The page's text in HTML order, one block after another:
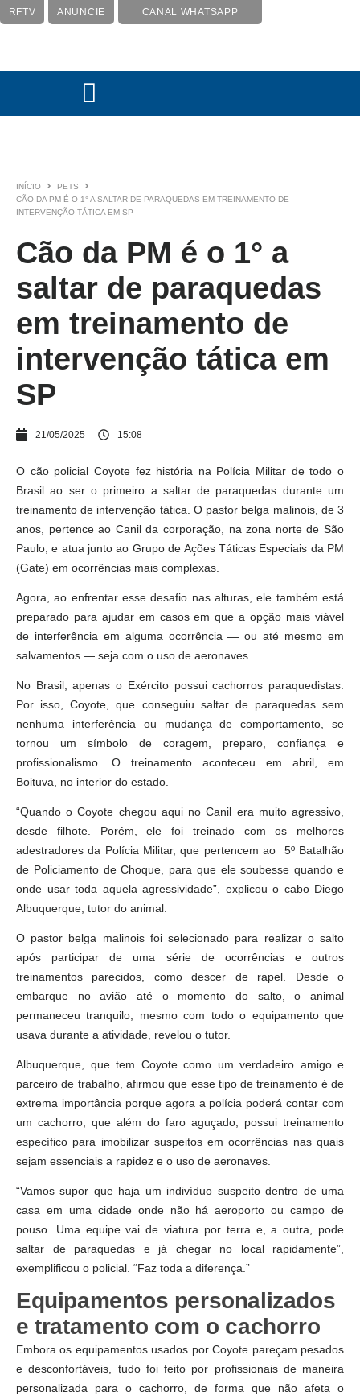
RFTV ANUNCIE CANAL WHATSAPP
INÍCIO
PETS
CÃO DA PM É O 1° A SALTAR DE PARAQUEDAS EM TREINAMENTO DE
INTERVENÇÃO TÁTICA EM SP
Cão da PM é o 1° a
saltar de paraquedas
em treinamento de
intervenção tática em
SP
21/05/2025 15:08
O cão policial Coyote fez história na Polícia Militar de todo o
Brasil ao ser o primeiro a saltar de paraquedas durante um
treinamento de intervenção tática. O pastor belga malinois, de 3
anos, pertence ao Canil da corporação, na zona norte de São
Paulo, e atua junto ao Grupo de Ações Táticas Especiais da PM
(Gate) em ocorrências mais complexas.
Agora, ao enfrentar esse desafio nas alturas, ele também está
preparado para ajudar em casos em que a opção mais viável
de interferência em alguma ocorrência — ou até mesmo em
salvamentos — seja com o uso de aeronaves.
No Brasil, apenas o Exército possui cachorros paraquedistas.
Por isso, Coyote, que conseguiu saltar de paraquedas sem
nenhuma interferência ou mudança de comportamento, se
tornou um símbolo de coragem, preparo, confiança e
profissionalismo. O treinamento aconteceu em abril, em
Boituva, no interior do estado.
“Quando o Coyote chegou aqui no Canil era muito agressivo,
desde filhote. Porém, ele foi treinado com os melhores
adestradores da Polícia Militar, que pertencem ao 5º Batalhão
de Policiamento de Choque, para que ele soubesse quando e
onde usar toda aquela agressividade”, explicou o cabo Diego
Albuquerque, tutor do animal.
O pastor belga malinois foi selecionado para realizar o salto
após participar de uma série de ocorrências e outros
treinamentos parecidos, como descer de rapel. Desde o
embarque no avião até o momento do salto, o animal
permaneceu tranquilo, mesmo com todo o equipamento que
usava durante a atividade, revelou o tutor.
Albuquerque, que tem Coyote como um verdadeiro amigo e
parceiro de trabalho, afirmou que esse tipo de treinamento é de
extrema importância porque agora a polícia poderá contar com
um cachorro, que além do faro aguçado, possui treinamento
específico para imobilizar suspeitos em ocorrências nas quais
sejam essenciais a rapidez e o uso de aeronaves.
“Vamos supor que haja um indivíduo suspeito dentro de uma
casa em uma cidade onde não há aeroporto ou campo de
pouso. Uma equipe vai de viatura por terra e, a outra, pode
saltar de paraquedas e já chegar no local rapidamente”,
exemplificou o policial. “Faz toda a diferença.”
Equipamentos personalizados
e tratamento com o cachorro
Embora os equipamentos usados por Coyote pareçam pesados
e desconfortáveis, tudo foi feito por profissionais de maneira
personalizada para o cachorro, de forma que não afeta o